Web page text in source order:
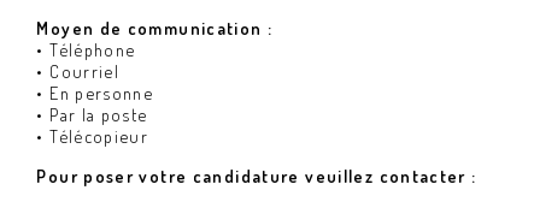
Moyen de communication :
• Téléphone
• Courriel
• En personne
• Par la poste
• Télécopieur
Pour poser votre candidature veuillez contacter :